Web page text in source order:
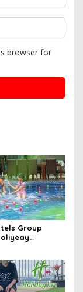
browser for
Group